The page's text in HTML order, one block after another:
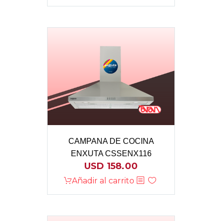
CAMPANA DE COCINA
ENXUTA CSSENX116
USD 158.00
Añadir al carrito